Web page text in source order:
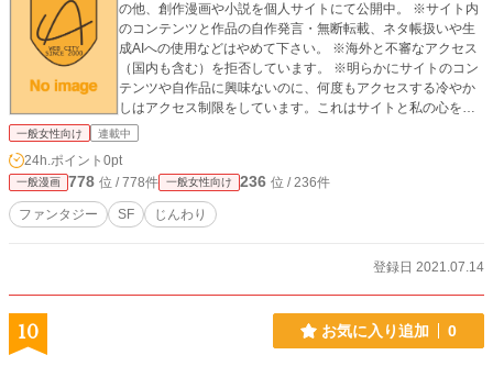
の他、創作漫画や小説を個人サイトにて公開中。 ※サイト内
のコンテンツと作品の自作発言・無断転載、ネタ帳扱いや生
成AIへの使用などはやめて下さい。 ※海外と不審なアクセス
（国内も含む）を拒否しています。 ※明らかにサイトのコン
テンツや自作品に興味ないのに、何度もアクセスする冷やか
しはアクセス制限をしています。これはサイトと私の心を守
るためです。ご了承ください。
一般女性向け 連載中
24h.ポイント 0pt
一般漫画 778 位 / 778件 一般女性向け 236 位 / 236件
ファンタジー SF じんわり
登録日 2021.07.14
10 お気に入り追加 0